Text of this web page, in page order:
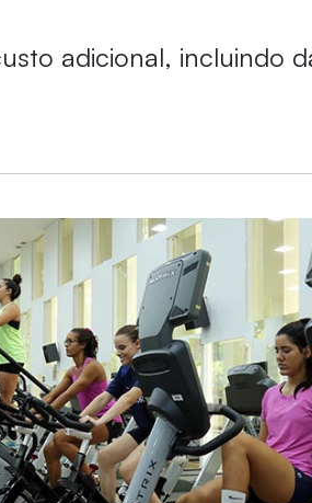
adicional, incluindo